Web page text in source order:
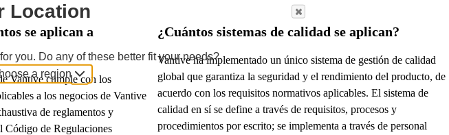
se aplican a
Vantive cumple con los
a los negocios de Vantive
de reglamentos y
Código de Regulaciones
¿Cuántos sistemas de calidad se aplican?
Vantive ha implementado un único sistema de gestión de calidad
global que garantiza la seguridad y el rendimiento del producto, de
acuerdo con los requisitos normativos aplicables. El sistema de
calidad en sí se define a través de requisitos, procesos y
procedimientos por escrito; se implementa a través de personal
Location
you. Do any of these better fit your needs?
a region